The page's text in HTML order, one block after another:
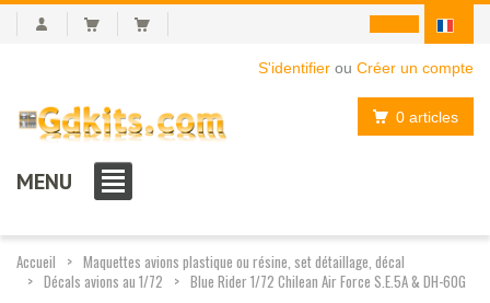
S'identifier ou Créer un compte
0 articles
MENU
Accueil
Maquettes avions plastique ou résine, set détaillage, décal
Décals avions au 1/72
Blue Rider 1/72 Chilean Air Force S.E.5A & DH-60G